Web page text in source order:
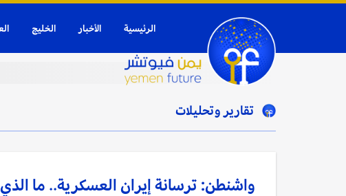
الرئيسية الأخبار الخليج
تقارير وتحليلات
واشنطن: ترسانة إيران العسكرية.. ما